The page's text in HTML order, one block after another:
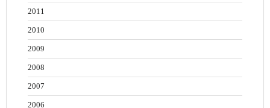
2011
2010
2009
2008
2007
2006